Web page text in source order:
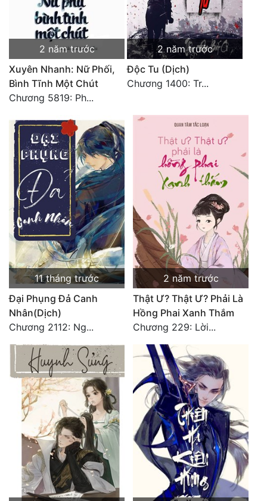
2 năm trước
Xuyên Nhanh: Nữ Phối,
Bình Tĩnh Một Chút
Chương 5819: Ph...
2 năm trước
Độc Tu (Dịch)
Chương 1400: Tr...
11 tháng trước
Đại Phụng Đả Canh
Nhân(Dịch)
Chương 2112: Ng...
2 năm trước
Thật Ư? Thật Ư? Phải Là
Hồng Phai Xanh Thắm
Chương 229: Lời...